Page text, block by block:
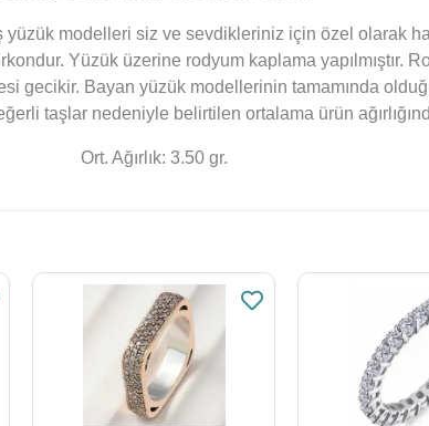
modelleri siz ve sevdikleriniz için özel olarak
Yüzük üzerine rodyum kaplama yapılmıştır.
gecikir. Bayan yüzük modellerinin tamamında
taşlar nedeniyle belirtilen ortalama ürün
Ort. Ağırlık: 3.50 gr.